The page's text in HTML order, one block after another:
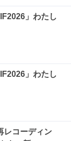
」わたし
」わたし
レコーディン